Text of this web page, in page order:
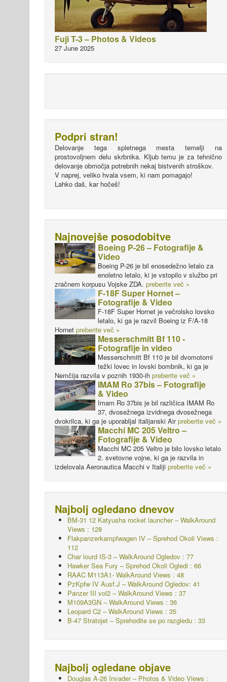
Fuji T-3 – Photos & Videos
27 June 2025
Podpri stran!
Delovanje tega spletnega mesta temelji na
prostovoljnem delu skrbnika. Kljub temu je za tehnično
delovanje območja potrebnih nekaj bistvenih stroškov.
V naprej, veliko hvala vsem, ki nam pomagajo!
Lahko daš, kar hočeš!
Najnovejše posodobitve
Boeing P-26 – Fotografije &
Video
Boeing P-26 je bil enosedežno letalo za
enoletno letalo, ki je vstopilo v službo pri
zračnem korpusu Vojske ZDA. preberite več »
F-18F Super Hornet –
Fotografije & Video
F-18F Super Hornet je večrolsko lovsko
letalo, ki ga je razvil Boeing iz F/A-18
Hornet preberite več »
Messerschmitt Bf 110 -
Fotografije in video
Messerschmitt Bf 110 je bil dvomotorni
težki lovec in lovski bombnik, ki ga je
Nemčija razvila v poznih 1930-ih preberite več »
IMAM Ro 37bis – Fotografije
& Video
Imam Ro 37bis je bil različica IMAM Ro
37, dvosežnega izvidnega dvosežnega
dvokrilca, ki ga je uporabljal italijanski Airpreberite več »
Macchi MC 205 Veltro –
Fotografije & Video
Macchi MC 205 Veltro je bilo lovsko letalo
2. svetovne vojne, ki ga je razvila in
izdelovala Aeronautica Macchi v Italiji preberite več »
Najbolj ogledano dnevov
BM-31 12 Katyusha rocket launcher – WalkAround
Views : 128
Flakpanzerkampfwagen IV – Sprehod Okoli Views :
112
Char lourd IS-3 – WalkAround Ogledov : 77
Hawker Sea Fury – Sprehod Okoli Ogledi : 66
RAAC M113A1- WalkAround Views : 48
PzKpfw IV Ausf.J – WalkAround Ogledov: 41
Panzer III vol2 – WalkAround Views : 37
M109A3GN – WalkAround Views : 36
Leopard C2 – WalkAround Views : 35
B-47 Stratojet – Sprehodite se po razgledu : 33
Najbolj ogledane objave
Douglas A-26 Invader – Photos & Video Views :